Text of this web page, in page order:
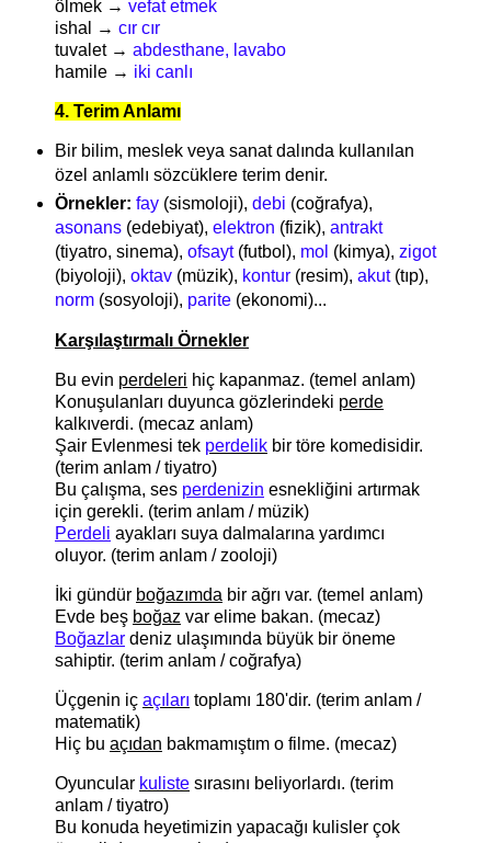
ölmek → vefat etmek
ishal → cır cır
tuvalet → abdesthane, lavabo
hamile → iki canlı
4. Terim Anlamı
Bir bilim, meslek veya sanat dalında kullanılan
özel anlamlı sözcüklere terim denir.
Örnekler: fay(sismoloji), debi (coğrafya),
asonans(edebiyat), elektron (fizik), antrakt
(tiyatro, sinema), ofsayt(futbol), mol (kimya), zigot
(biyoloji), oktav(müzik), kontur(resim), akut(tıp),
norm(sosyoloji), parite(ekonomi)...
Karşılaştırmalı Örnekler
Bu evin perdeleri hiç kapanmaz. (temel anlam)
Konuşulanları duyunca gözlerindeki perde
kalkıverdi. (mecaz anlam)
Şair Evlenmesi tek perdelik bir töre komedisidir.
(terim anlam / tiyatro)
Bu çalışma, ses perdenizin esnekliğini artırmak
için gerekli. (terim anlam / müzik)
Perdeli ayakları suya dalmalarına yardımcı
oluyor. (terim anlam / zooloji)
İki gündür boğazımda bir ağrı var. (temel anlam)
Evde beş boğaz var elime bakan. (mecaz)
Boğazlar deniz ulaşımında büyük bir öneme
sahiptir. (terim anlam / coğrafya)
Üçgenin iç açıları toplamı 180'dir. (terim anlam /
matematik)
Hiç bu açıdan bakmamıştım o filme. (mecaz)
Oyuncular kuliste sırasını beliyorlardı. (terim
anlam / tiyatro)
Bu konuda heyetimizin yapacağı kulisler çok